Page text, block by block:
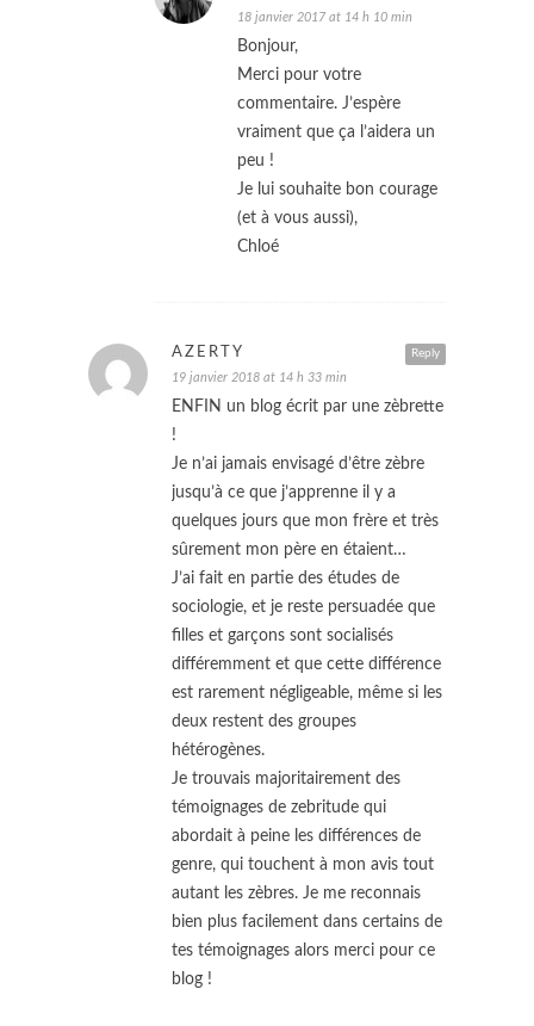
18 janvier 2017 at 14 h 10 min
Bonjour,
Merci pour votre
commentaire. J’espère
vraiment que ça l’aidera un
peu !
Je lui souhaite bon courage
(et à vous aussi),
Chloé
Reply
AZERTY
19 janvier 2018 at 14 h 33 min
ENFIN un blog écrit par une zèbrette
!
Je n’ai jamais envisagé d’être zèbre
jusqu’à ce que j’apprenne il y a
quelques jours que mon frère et très
sûrement mon père en étaient…
J’ai fait en partie des études de
sociologie, et je reste persuadée que
filles et garçons sont socialisés
différemment et que cette différence
est rarement négligeable, même si les
deux restent des groupes
hétérogènes.
Je trouvais majoritairement des
témoignages de zebritude qui
abordait à peine les différences de
genre, qui touchent à mon avis tout
autant les zèbres. Je me reconnais
bien plus facilement dans certains de
tes témoignages alors merci pour ce
blog !